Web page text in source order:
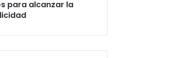
para alcanzar la